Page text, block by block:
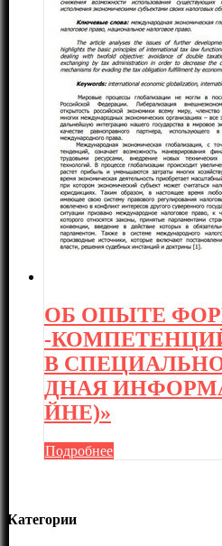
ОБ ОПЫТЕ
-
В
ДНАЯ
ЙНЕ)»
Подробнее
Категории